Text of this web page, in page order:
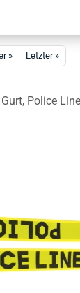
»
Letzter »
Police Line